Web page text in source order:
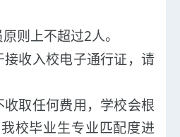
则上不超过2人。
接收入校电子通行证，请
收取任何费用，学校会根
校毕业生专业匹配度进